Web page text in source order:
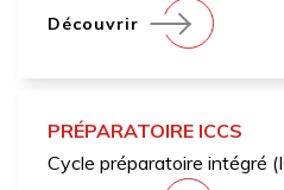
Découvrir
PRÉPARATOIRE ICCS
Cycle préparatoire intégré